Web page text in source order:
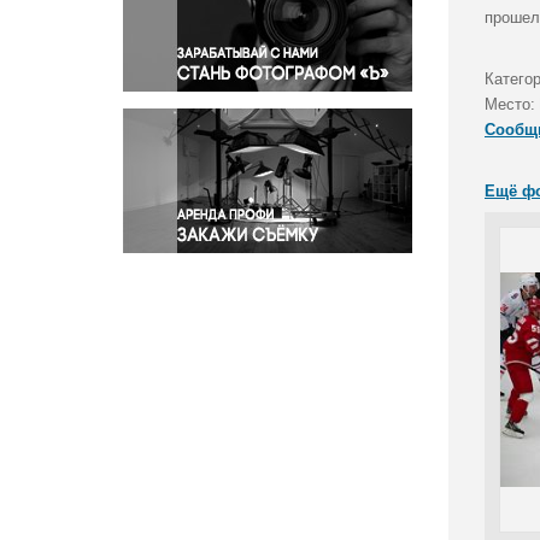
Правосудие
Происшествия и конфликты
Религия
Светская жизнь
Спорт
Экология
Экономика и бизнес
Место:
Ещё